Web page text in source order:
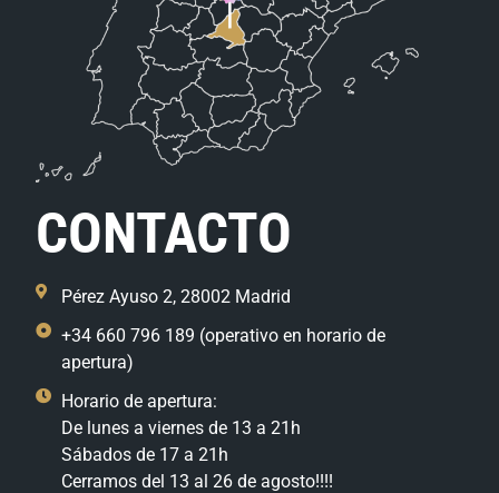
CONTACTO
Pérez Ayuso 2, 28002 Madrid
+34 660 796 189 (operativo en horario de
apertura)
Horario de apertura:
De lunes a viernes de 13 a 21h
Sábados de 17 a 21h
Cerramos del 13 al 26 de agosto!!!!